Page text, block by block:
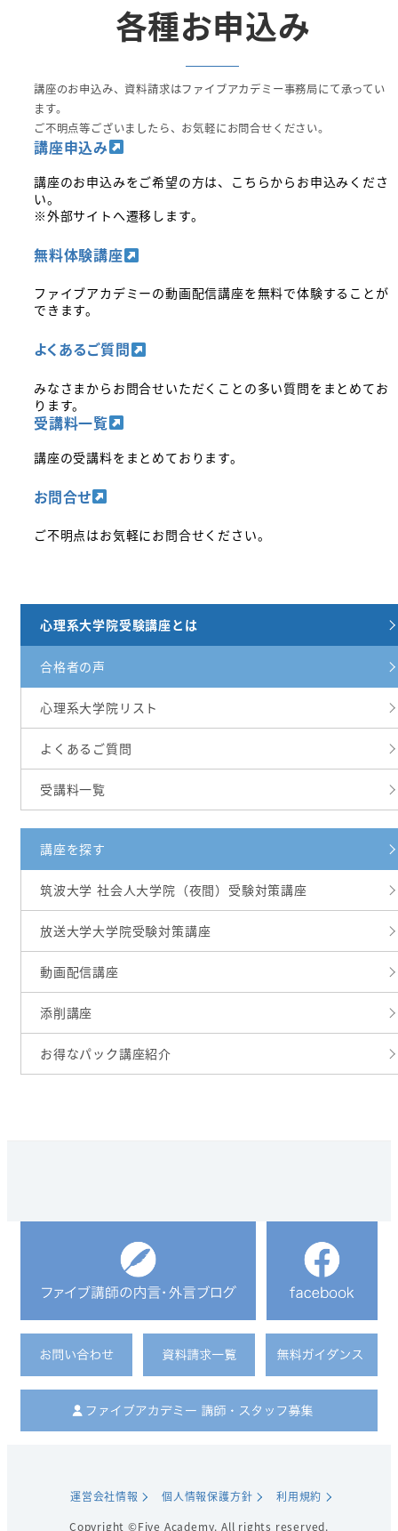
各種お申込み
講座のお申込み、資料請求はファイブアカデミー事務局にて承ってい
ます。
ご不明点等ございましたら、お気軽にお問合せください。
講座申込み
講座のお申込みをご希望の方は、こちらからお申込みくださ
い。
※外部サイトへ遷移します。
無料体験講座
ファイブアカデミーの動画配信講座を無料で体験することが
できます。
よくあるご質問
みなさまからお問合せいただくことの多い質問をまとめてお
ります。
受講料一覧
講座の受講料をまとめております。
お問合せ
ご不明点はお気軽にお問合せください。
心理系大学院受験講座とは
合格者の声
心理系大学院リスト
よくあるご質問
受講料一覧
講座を探す
筑波大学 社会人大学院（夜間）受験対策講座
放送大学大学院受験対策講座
動画配信講座
添削講座
お得なパック講座紹介
運営会社情報 個人情報保護方針
利用規約
Copyright ©Five Academy. All rights reserved.